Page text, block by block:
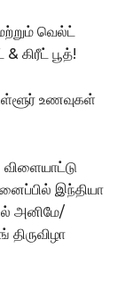
வெல்ட்
கிரீட் பூத்!
உணவுகள்
இந்தியா
அனிமே/
திருவிழா